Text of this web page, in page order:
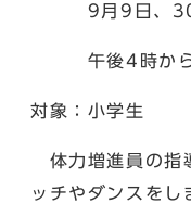
9月9日、30
午後4時から
対象：小学生
体力増進員の指
ッチやダンスをし